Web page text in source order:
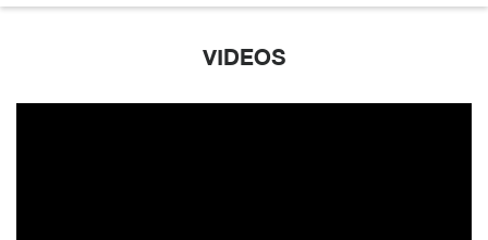
VIDEOS